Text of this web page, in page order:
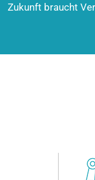
Zukunft braucht